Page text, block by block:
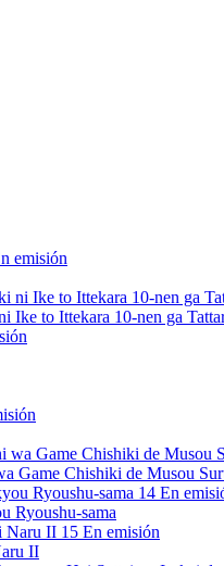
emisión
Ike to Ittekara 10-nen ga
Game Chishiki de Musou
14 En
Ryoushu-sama
15 En emisión
II